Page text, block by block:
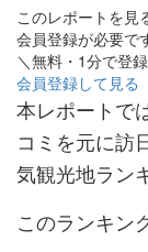
このレポートを見
会員登録が必要で
＼無料・1分で登
会員登録して見る
本レポートで
コミを元に訪
気観光地ラン
このランキン